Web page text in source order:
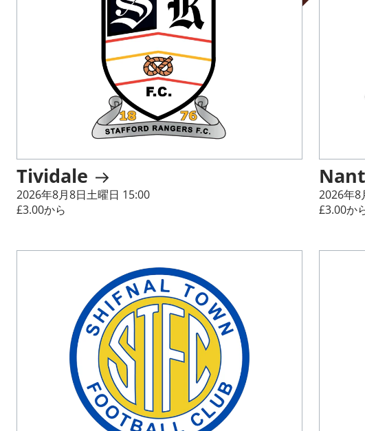
Tividale
2026年8月8日土曜日 15:00
£3.00から
2026年8
£3.00か